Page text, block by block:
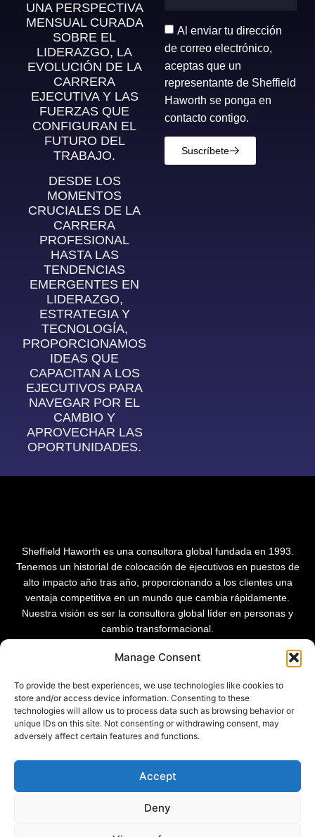
Manage Consent
To provide the best experiences, we use technologies like cookies to
store and/or access device information. Consenting to these
technologies will allow us to process data such as browsing behavior or
unique IDs on this site. Not consenting or withdrawing consent, may
adversely affect certain features and functions.
Accept
Deny
UNA PERSPECTIVA
MENSUAL CURADA
SOBRE EL
LIDERAZGO, LA
EVOLUCIÓN DE LA
CARRERA
EJECUTIVA Y LAS
FUERZAS QUE
CONFIGURAN EL
FUTURO DEL
TRABAJO.
DESDE LOS
MOMENTOS
CRUCIALES DE LA
CARRERA
PROFESIONAL
HASTA LAS
TENDENCIAS
EMERGENTES EN
LIDERAZGO,
ESTRATEGIA Y
TECNOLOGÍA,
PROPORCIONAMOS
IDEAS QUE
CAPACITAN A LOS
EJECUTIVOS PARA
NAVEGAR POR EL
CAMBIO Y
APROVECHAR LAS
OPORTUNIDADES.
Al enviar tu dirección
de correo electrónico,
aceptas que un
representante de Sheffield
Haworth se ponga en
contacto contigo.
Suscríbete
Sheffield Haworth es una consultora global fundada en 1993.
Tenemos un historial de colocación de ejecutivos en puestos de
alto impacto año tras año, proporcionando a los clientes una
ventaja competitiva en un mundo que cambia rápidamente.
Nuestra visión es ser la consultora global líder en personas y
cambio transformacional.